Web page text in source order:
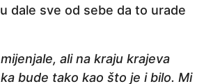
dale sve od sebe da to urade
ali na kraju krajeva
bude tako kao što je i bilo. Mi